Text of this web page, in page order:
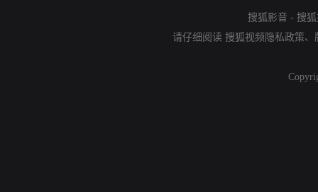
搜狐影音 - 搜
请仔细阅读 搜狐视频隐私政策、